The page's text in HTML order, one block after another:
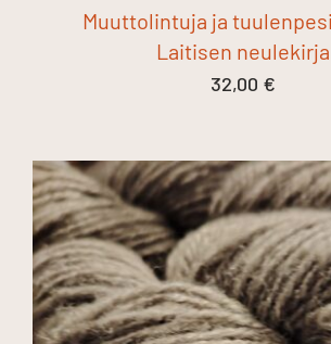
Muuttolintuja ja
Laitisen neulekirja
32,00 €